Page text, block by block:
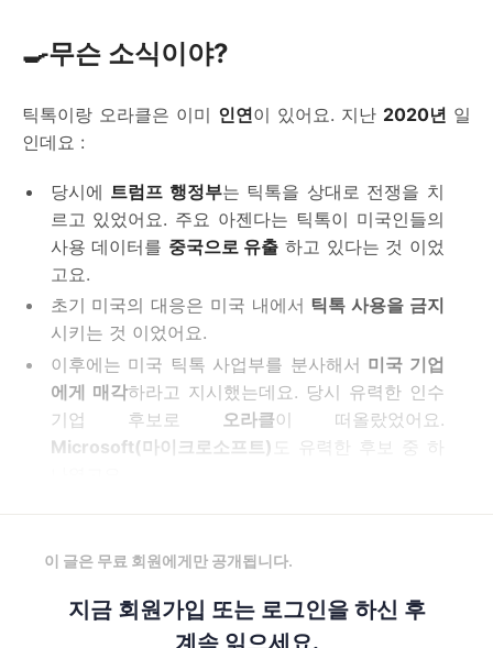
🍳무슨 소식이야?
틱톡이랑 오라클은 이미 인연이 있어요. 지난 2020년 일
인데요 :
당시에 트럼프 행정부는 틱톡을 상대로 전쟁을 치
르고 있었어요. 주요 아젠다는 틱톡이 미국인들의
사용 데이터를 중국으로 유출 하고 있다는 것 이었
고요.
초기 미국의 대응은 미국 내에서 틱톡 사용을 금지
시키는 것 이었어요.
이후에는 미국 틱톡 사업부를 분사해서 미국 기업
에게 매각하라고 지시했는데요. 당시 유력한 인수
기업 후보로
오라클이 떠올랐었어요.
Microsoft(마이크로소프트) 도 유력한 후보 중 하
이 글은 무료 회원에게만 공개됩니다.
지금 회원가입 또는 로그인을 하신 후